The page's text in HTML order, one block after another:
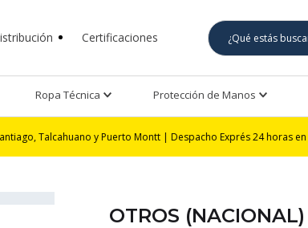
Certificaciones
Ropa Técnica Protección de Manos
y Puerto Montt | Despacho Exprés 24 horas en Santiago /
OTROS (NACIONAL)